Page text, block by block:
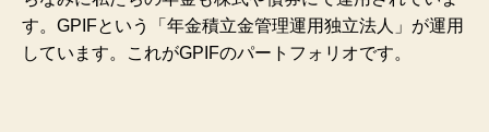
す。GPIFという「年金積立金管理運用独立法人」が運用
しています。これがGPIFのパートフォリオです。